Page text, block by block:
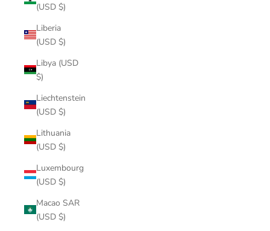
(USD $)
Liberia
(USD $)
Libya (USD
$)
Liechtenstein
(USD $)
Lithuania
(USD $)
Luxembourg
(USD $)
Macao SAR
(USD $)